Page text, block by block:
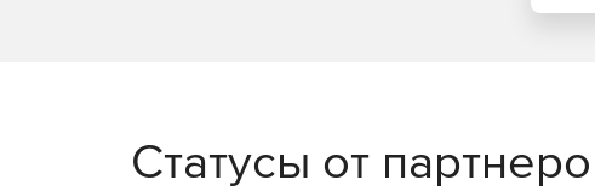
Статусы от